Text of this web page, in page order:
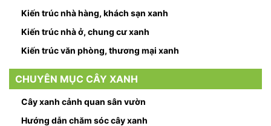
Kiến trúc nhà hàng, khách sạn xanh
Kiến trúc nhà ở, chung cư xanh
Kiến trúc văn phòng, thương mại xanh
CHUYÊN MỤC CÂY XANH
Cây xanh cảnh quan sân vườn
Hướng dẫn chăm sóc cây xanh